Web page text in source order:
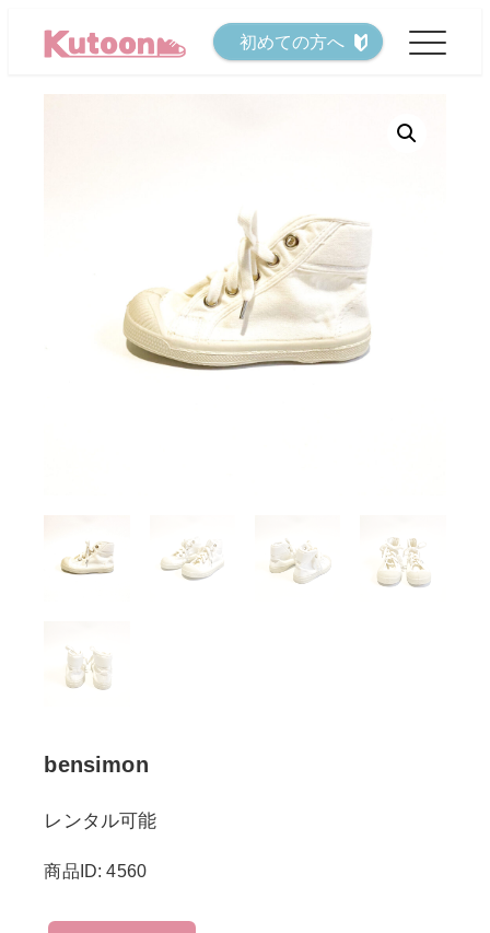
初めての方へ
bensimon
レンタル可能
商品ID: 4560